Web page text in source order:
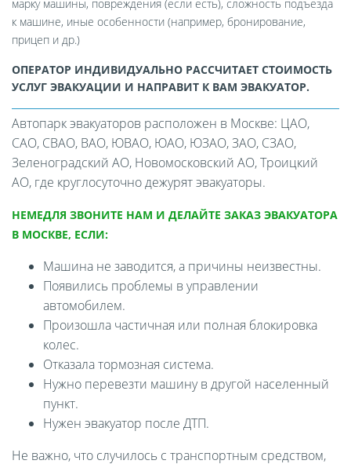
марку машины, повреждения (если есть), сложность подъезда
к машине, иные особенности (например, бронирование,
прицеп и др.)
ОПЕРАТОР ИНДИВИДУАЛЬНО РАССЧИТАЕТ СТОИМОСТЬ
УСЛУГ ЭВАКУАЦИИ И НАПРАВИТ К ВАМ ЭВАКУАТОР.
Автопарк эвакуаторов расположен в Москве: ЦАО,
САО, СВАО, ВАО, ЮВАО, ЮАО, ЮЗАО, ЗАО, СЗАО,
Зеленоградский АО, Новомосковский АО, Троицкий
АО, где круглосуточно дежурят эвакуаторы.
НЕМЕДЛЯ ЗВОНИТЕ НАМ И ДЕЛАЙТЕ ЗАКАЗ ЭВАКУАТОРА
В МОСКВЕ, ЕСЛИ:
Машина не заводится, а причины неизвестны.
Появились проблемы в управлении
автомобилем.
Произошла частичная или полная блокировка
колес.
Отказала тормозная система.
Нужно перевезти машину в другой населенный
пункт.
Нужен эвакуатор после ДТП.
Не важно, что случилось с транспортным средством,